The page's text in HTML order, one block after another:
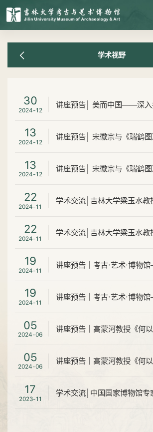
学术视野
30
2024-12
13
2024-12
讲座预告│ 宋徽宗与《瑞鹤图
13
2024-12
讲座预告│ 宋徽宗与《瑞鹤图
22
2024-11
学术交流│吉林大学梁玉水教
22
2024-11
学术交流│吉林大学梁玉水教
19
2024-11
19
2024-11
05
2024-06
05
2024-06
17
2023-11